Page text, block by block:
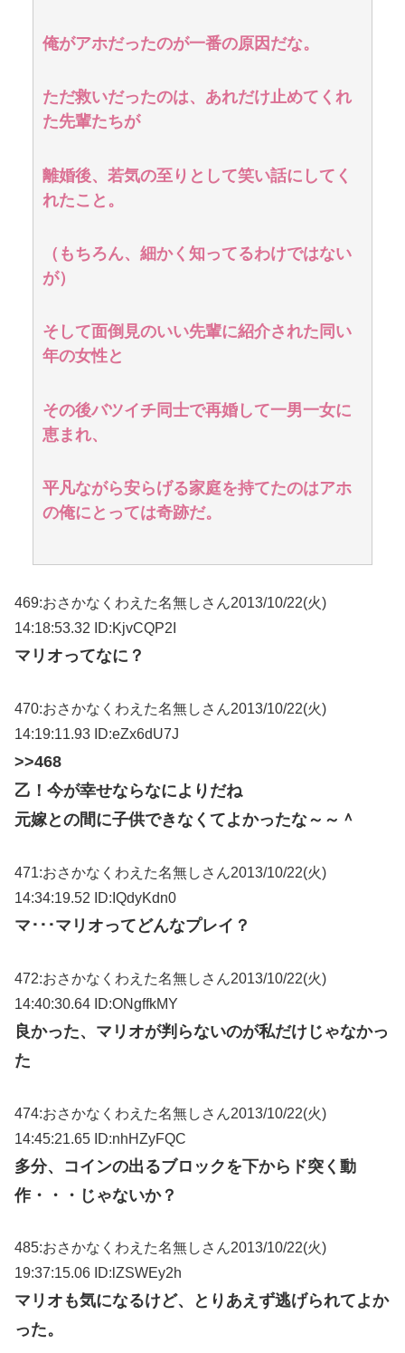
俺がアホだったのが一番の原因だな。
ただ救いだったのは、あれだけ止めてくれ
た先輩たちが
離婚後、若気の至りとして笑い話にしてく
れたこと。
（もちろん、細かく知ってるわけではない
が）
そして面倒見のいい先輩に紹介された同い
年の女性と
その後バツイチ同士で再婚して一男一女に
恵まれ、
平凡ながら安らげる家庭を持てたのはアホ
の俺にとっては奇跡だ。
469:おさかなくわえた名無しさん2013/10/22(火)
14:18:53.32 ID:KjvCQP2I
マリオってなに？
470:おさかなくわえた名無しさん2013/10/22(火)
14:19:11.93 ID:eZx6dU7J
>>468
乙！今が幸せならなによりだね
元嫁との間に子供できなくてよかったな～～＾
471:おさかなくわえた名無しさん2013/10/22(火)
14:34:19.52 ID:IQdyKdn0
マ･･･マリオってどんなプレイ？
472:おさかなくわえた名無しさん2013/10/22(火)
14:40:30.64 ID:ONgffkMY
良かった、マリオが判らないのが私だけじゃなかっ
た
474:おさかなくわえた名無しさん2013/10/22(火)
14:45:21.65 ID:nhHZyFQC
多分、コインの出るブロックを下からド突く動
作・・・じゃないか？
485:おさかなくわえた名無しさん2013/10/22(火)
19:37:15.06 ID:lZSWEy2h
マリオも気になるけど、とりあえず逃げられてよか
った。